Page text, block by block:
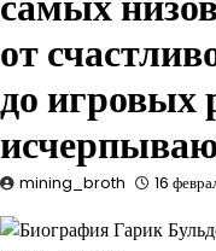
от
до игровых
mining_broth 16